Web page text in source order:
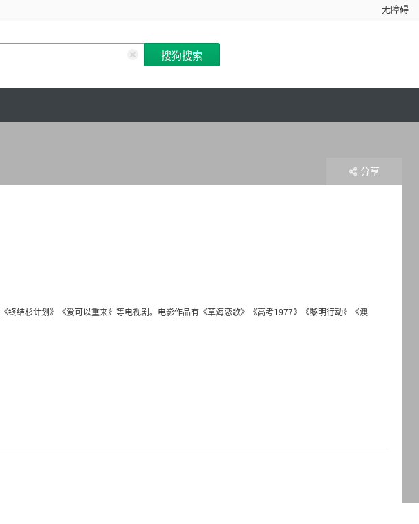
无障碍
终结杉计划》《爱可以重来》等电视剧。电影作品有《草海恋歌》《高考1977》《黎明行动》《澳
分享